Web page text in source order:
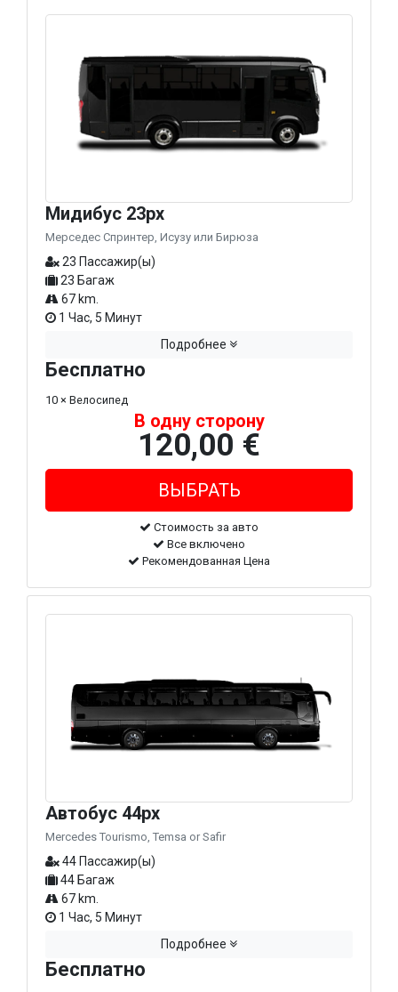
Мидибус 23px
Мерседес Спринтер, Исузу или Бирюза
23 Пассажир(ы)
23 Багаж
67 km.
1 Час, 5 Минут
Подробнее
Бесплатно
10 × Велосипед
В одну сторону
120,00 €
Стоимость за авто
Все включено
Рекомендованная Цена
Автобус 44px
Mercedes Tourismo, Temsa or Safir
44 Пассажир(ы)
44 Багаж
67 km.
1 Час, 5 Минут
Подробнее
Бесплатно